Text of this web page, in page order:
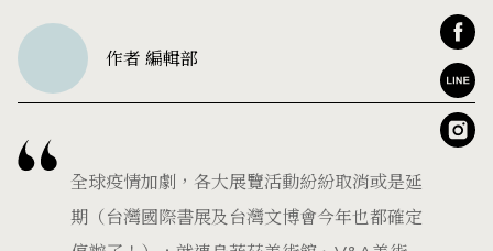
作者 編輯部
全球疫情加劇，各大展覽活動紛紛取消或是延
期（台灣國際書展及台灣文博會今年也都確定